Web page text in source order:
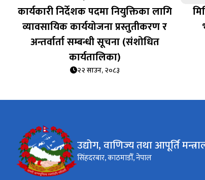
कार्यकारी निर्देशक पदमा नियुक्तिका लागि
व्यावसायिक कार्ययोजना प्रस्तुतीकरण र
अन्तर्वार्ता सम्बन्धी सूचना (संशोधित
कार्यतालिका)
२२ साउन, २०८३
उद्योग, वाणिज्य तथा आपूर्ति
सिंहदरबार, काठमाडौँ, नेपाल